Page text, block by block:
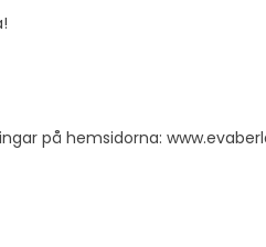
på hemsidorna: